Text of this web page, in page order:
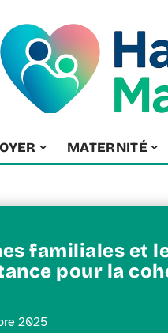
MATERNITÉ
familiales et
pour la
2025